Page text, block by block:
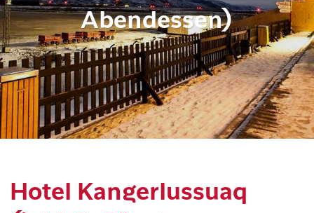
Abendessen)
Hotel Kangerlussuaq